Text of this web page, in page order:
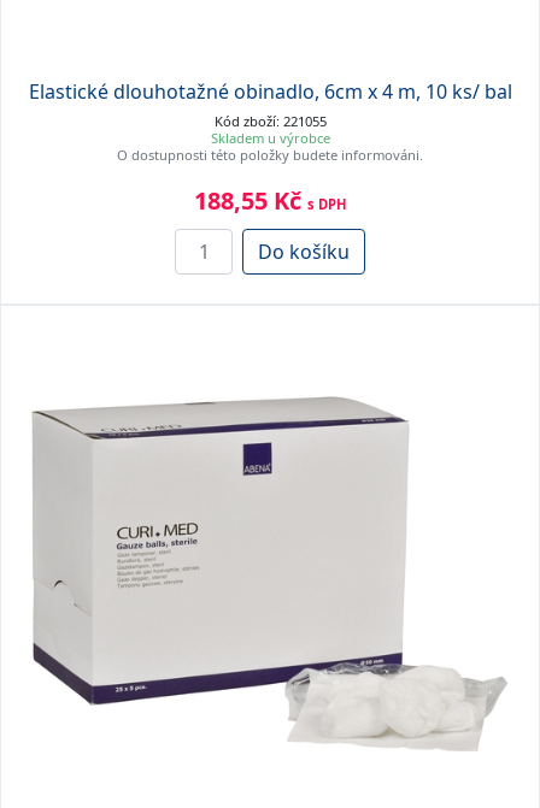
Elastické dlouhotažné obinadlo, 6cm x 4 m, 10 ks/ bal
Kód zboží: 221055
Skladem u výrobce
O dostupnosti této položky budete informováni.
188,55 Kč s DPH
Do košíku